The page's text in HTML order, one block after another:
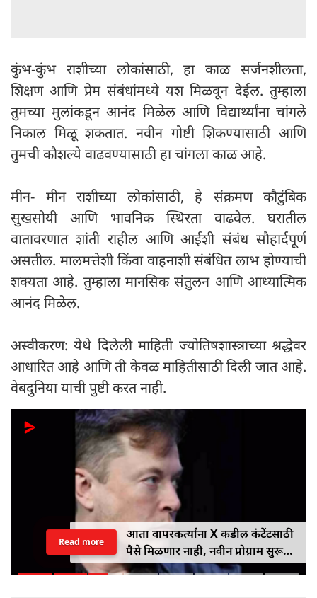
कुंभ-कुंभ राशीच्या लोकांसाठी, हा काळ सर्जनशीलता,
शिक्षण आणि प्रेम संबंधांमध्ये यश मिळवून देईल. तुम्हाला
तुमच्या मुलांकडून आनंद मिळेल आणि विद्यार्थ्यांना चांगले
निकाल मिळू शकतात. नवीन गोष्टी शिकण्यासाठी आणि
तुमची कौशल्ये वाढवण्यासाठी हा चांगला काळ आहे.
मीन- मीन राशीच्या लोकांसाठी, हे संक्रमण कौटुंबिक
सुखसोयी आणि भावनिक स्थिरता वाढवेल. घरातील
वातावरणात शांती राहील आणि आईशी संबंध सौहार्दपूर्ण
असतील. मालमत्तेशी किंवा वाहनाशी संबंधित लाभ होण्याची
शक्यता आहे. तुम्हाला मानसिक संतुलन आणि आध्यात्मिक
आनंद मिळेल.
अस्वीकरण: येथे दिलेली माहिती ज्योतिषशास्त्राच्या श्रद्धेवर
आधारित आहे आणि ती केवळ माहितीसाठी दिली जात आहे.
वेबदुनिया याची पुष्टी करत नाही.
आता वापरकर्त्यांना X कडील कंटेंटसाठी
पैसे मिळणार नाही, नवीन प्रोग्राम सुरू
होणार
Read more